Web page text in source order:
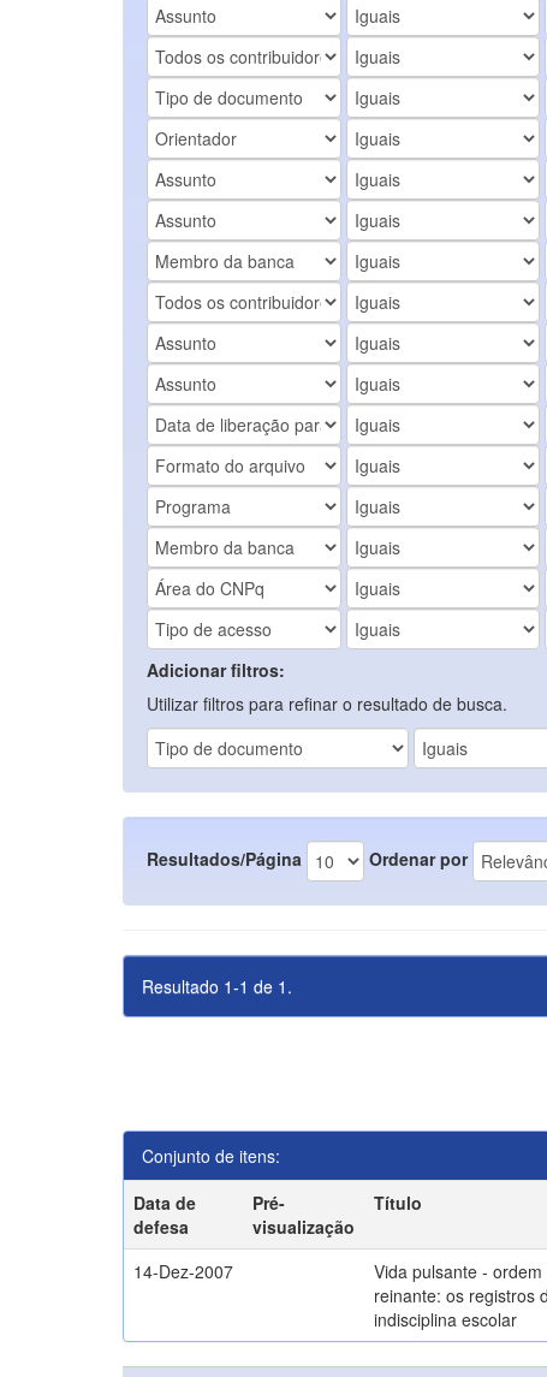
Adicionar filtros:
Utilizar filtros para refinar o resultado de busca.
Resultados/Página Ordenar por
Resultado 1-1 de 1.
Conjunto de itens:
Data de
defesa
Pré-
visualização
Título
14-Dez-2007
Vida pulsante - ordem
reinante: os registros
indisciplina escolar